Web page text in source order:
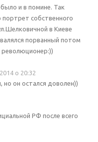
и в помине. Так
собственного
в Киеве
порванный потом
о 20:32
он остался доволен))
РФ после всего